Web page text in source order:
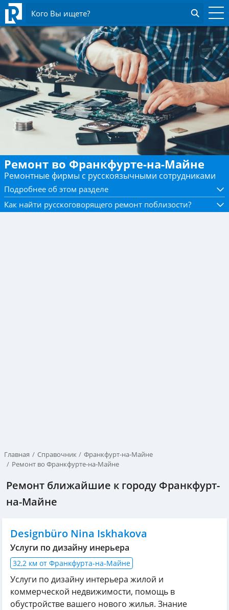
Кого Вы ищете?
Ремонт во Франкфурте-на-Майне
Ремонтные фирмы с русскоязычными сотрудниками
Подробнее об этом разделе
Как найти русскоговорящего ремонт поблизости?
Главная Справочник
Франкфурт-на-Майне
Ремонт во Франкфурте-на-Майне
Ремонт ближайшие к городу Франкфурт-
на-Майне
Designbüro Nina Iskhakova
Услуги по дизайну инерьера
32,2 км от Франкфурта-на-Майне
Услуги по дизайну интерьера жилой и
коммерческой недвижимости, помощь в
обустройстве вашего нового жилья. Знание